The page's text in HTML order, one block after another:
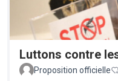
Luttons contre
Proposition officielle